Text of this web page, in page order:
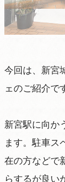
今回は、新宮
ェのご紹介で
新宮駅に向か
ます。駐車ス
在の方などで
らするが良い